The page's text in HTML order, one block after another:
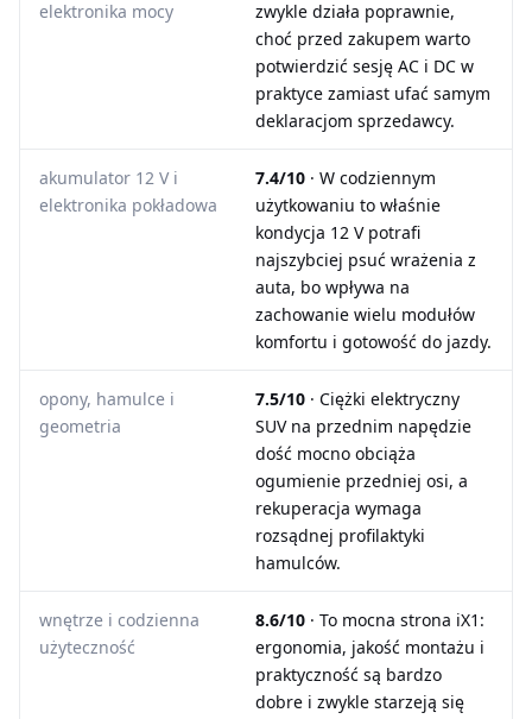
elektronika mocy
zwykle działa poprawnie,
choć przed zakupem warto
potwierdzić sesję AC i DC w
praktyce zamiast ufać samym
deklaracjom sprzedawcy.
akumulator 12 V i
elektronika pokładowa
7.4/10 · W codziennym
użytkowaniu to właśnie
kondycja 12 V potrafi
najszybciej psuć wrażenia z
auta, bo wpływa na
zachowanie wielu modułów
komfortu i gotowość do jazdy.
opony, hamulce i
geometria
7.5/10 · Ciężki elektryczny
SUV na przednim napędzie
dość mocno obciąża
ogumienie przedniej osi, a
rekuperacja wymaga
rozsądnej profilaktyki
hamulców.
wnętrze i codzienna
użyteczność
8.6/10 · To mocna strona iX1:
ergonomia, jakość montażu i
praktyczność są bardzo
dobre i zwykle starzeją się